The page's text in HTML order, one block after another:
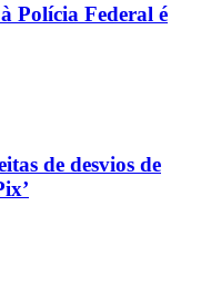
Polícia Federal é
de desvios de